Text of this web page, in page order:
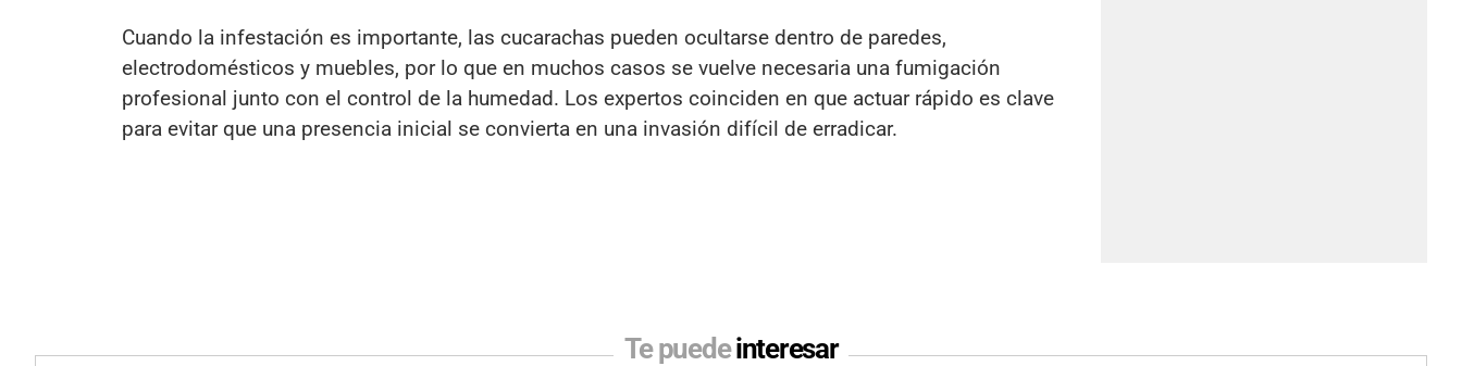
Cuando la infestación es importante, las cucarachas pueden ocultarse dentro de paredes,
electrodomésticos y muebles, por lo que en muchos casos se vuelve necesaria una fumigación
profesional junto con el control de la humedad. Los expertos coinciden en que actuar rápido es clave
para evitar que una presencia inicial se convierta en una invasión difícil de erradicar.
Te puedeinteresar